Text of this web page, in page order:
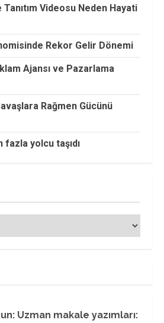
Videosu Neden Hayati
Rekor Gelir Dönemi
Ajansı ve Pazarlama
Rağmen Gücünü
fazla yolcu taşıdı
Uzman makale yazımları: